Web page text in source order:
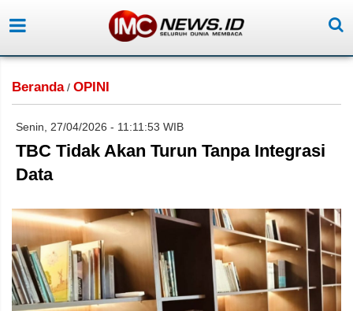
Beranda/ OPINI
Senin, 27/04/2026 - 11:11:53 WIB
TBC Tidak Akan Turun Tanpa Integrasi
Data